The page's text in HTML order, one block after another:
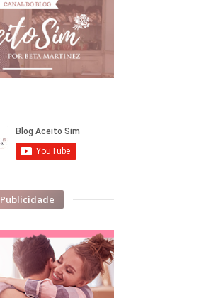
Publicidade